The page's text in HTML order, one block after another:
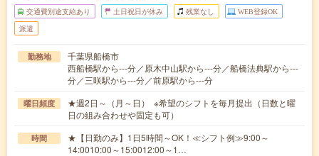
交通費別途支給あり 土日祝日が休み 残業なし WEB登録OK
派遣
勤務地
千葉県船橋市
西船橋駅から---分／原木中山駅から---分／船橋法典駅から---
分／三咲駅から---分／前原駅から---分
曜日頻度
★週2日～（月～日） ※希望のシフトを毎月提出（日数と曜
日の組み合わせや固定も可）
時間
★【日勤のみ】1日5時間～OK！≪シフト例≫9:00～
14:0010:00～15:0012:00～1…